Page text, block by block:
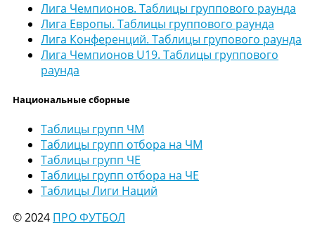
Лига Чемпионов. Таблицы группового раунда
Лига Европы. Таблицы группового раунда
Лига Конференций. Таблицы групового раунда
Лига Чемпионов U19. Таблицы группового
раунда
Национальные сборные
Таблицы групп ЧМ
Таблицы групп отбора на ЧМ
Таблицы групп ЧЕ
Таблицы групп отбора на ЧЕ
Таблицы Лиги Наций
© 2024 ПРО ФУТБОЛ